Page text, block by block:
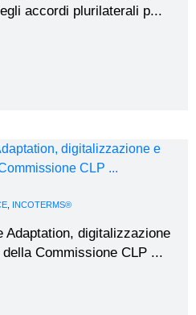
accordi plurilaterali p...
INCOTERMS®
digitalizzazione
Commissione CLP ...